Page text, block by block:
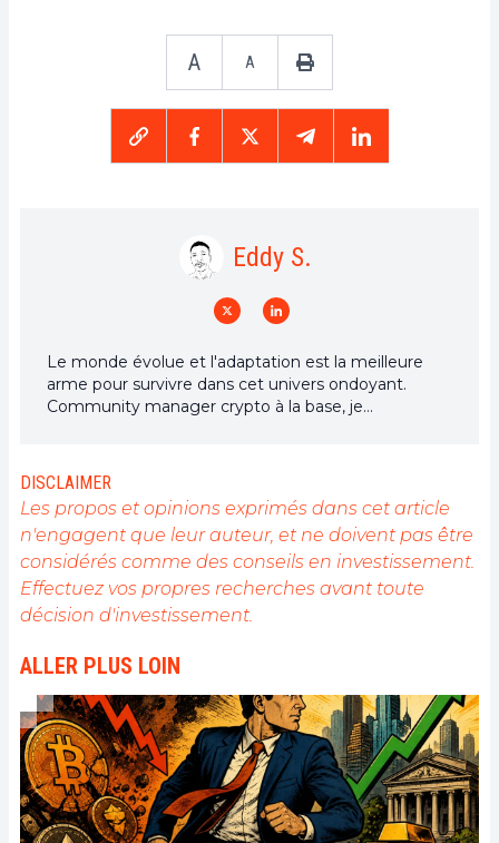
A A
Eddy S.
Le monde évolue et l'adaptation est la meilleure
arme pour survivre dans cet univers ondoyant.
Community manager crypto à la base, je
partager mon expérience et de faire connaître un
domaine qui me passionne, rien de mieux que de
rédiger des articles informatifs et décontractés à la
fois.
DISCLAIMER
Les propos et opinions exprimés dans cet article
n'engagent que leur auteur, et ne doivent pas être
considérés comme des conseils en investissement.
Effectuez vos propres recherches avant toute
décision d'investissement.
ALLER PLUS LOIN